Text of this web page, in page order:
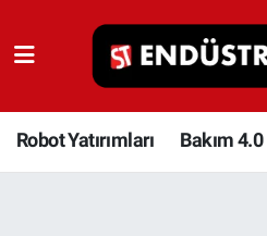
Robot Yatırımları Bakım 4.0
Robot Yatırımları
Bakım 4.0